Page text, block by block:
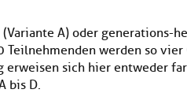
A) oder generations-
werden so
sich hier entweder
bis D.